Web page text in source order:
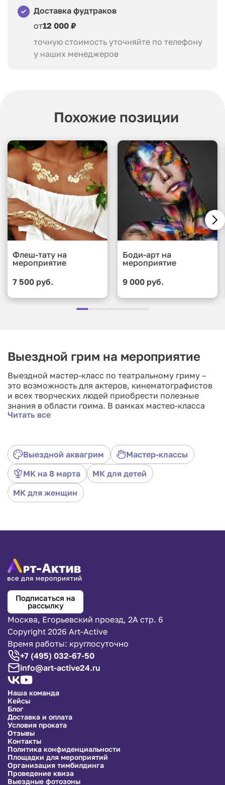
Доставка фудтраков
от12 000 ₽
точную стоимость уточняйте по телефону
у наших менеджеров
Похожие позиции
Флеш-тату на
мероприятие
7 500 руб.
Боди-арт на
мероприятие
9 000 руб.
Выездной грим на мероприятие
Выездной мастер-класс по театральному гриму –
это возможность для актеров, кинематографистов
и всех творческих людей приобрести полезные
знания в области грима. В рамках мастер-класса
участники познакомятся с различными техниками
много полезной информации по созданию имиджа
персонажей. Кроме того, мастер-класс может дать
возможность актерам рассмотреть вопросы
трансформации в реальных условиях. Выездной
мастер-класс – это уникальная возможность
получить опыт работы у профессионального
Читать все
Выездной аквагрим
Мастер-классы
МК на 8 марта
МК для детей
МК для женщин
Подписаться на
рассылку
Москва, Егорьевский проезд, 2А стр. 6
Copyright 2026 Art-Active
Время работы: круглосуточно
+7 (495) 032-67-50
info@art-active24.ru
Наша команда
Кейсы
Блог
Доставка и оплата
Условия проката
Отзывы
Контакты
Политика конфиденциальности
Площадки для мероприятий
Организация тимбилдинга
Проведение квиза
Выездные фотозоны